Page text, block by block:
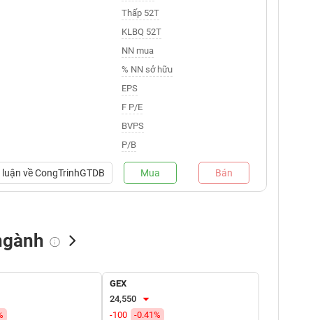
Thấp 52T
KLBQ 52T
NN mua
% NN sở hữu
EPS
F P/E
BVPS
P/B
vềCongTrinhGTDB Mua Bán
Tự doanh mua
GEX
24,550
-100
-0.41%